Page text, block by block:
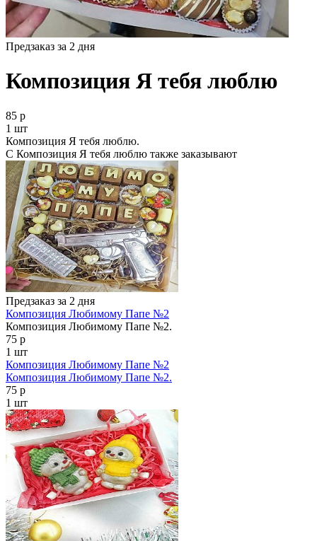
Предзаказ за 2 дня
Композиция Я тебя люблю
85 р
1 шт
Композиция Я тебя люблю.
С Композиция Я тебя люблю также заказывают
Предзаказ за 2 дня
Композиция Любимому Папе №2
Композиция Любимому Папе №2.
75 р
1 шт
Композиция Любимому Папе №2
Композиция Любимому Папе №2.
75 р
1 шт